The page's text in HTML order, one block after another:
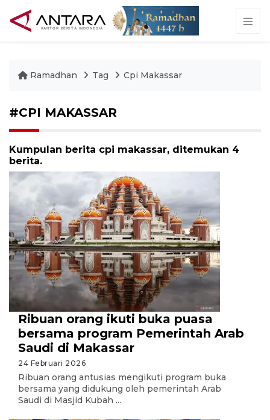
Ramadhan Tag Cpi Makassar
#CPI MAKASSAR
Kumpulan berita cpi makassar, ditemukan 4
berita.
Ribuan orang ikuti buka puasa
bersama program Pemerintah Arab
Saudi di Makassar
24 Februari 2026
Ribuan orang antusias mengikuti program buka
bersama yang didukung oleh pemerintah Arab
Saudi di Masjid Kubah ...